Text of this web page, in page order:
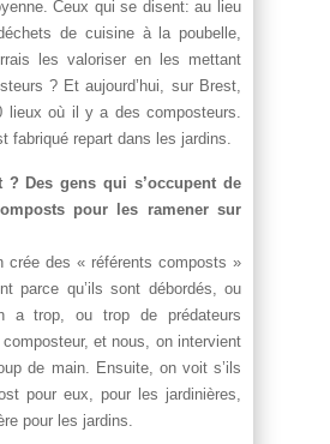
Ceux qui se disent: au lieu
de cuisine à la poubelle,
les valoriser en les mettant
? Et aujourd’hui, sur Brest,
lieux où il y a des composteurs.
fabriqué repart dans les jardins.
? Des gens qui s’occupent de
pour les ramener sur
crée des « référents composts »
parce qu’ils sont débordés, ou
a trop, ou trop de prédateurs
et nous, on intervient
de main. Ensuite, on voit s’ils
pour eux, pour les jardinières,
pour les jardins.